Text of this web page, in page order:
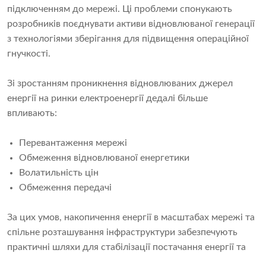
підключенням до мережі. Ці проблеми спонукають
розробників поєднувати активи відновлюваної генерації
з технологіями зберігання для підвищення операційної
гнучкості.
Зі зростанням проникнення відновлюваних джерел
енергії на ринки електроенергії дедалі більше
впливають:
Перевантаження мережі
Обмеження відновлюваної енергетики
Волатильність цін
Обмеження передачі
За цих умов, накопичення енергії в масштабах мережі та
спільне розташування інфраструктури забезпечують
практичні шляхи для стабілізації постачання енергії та